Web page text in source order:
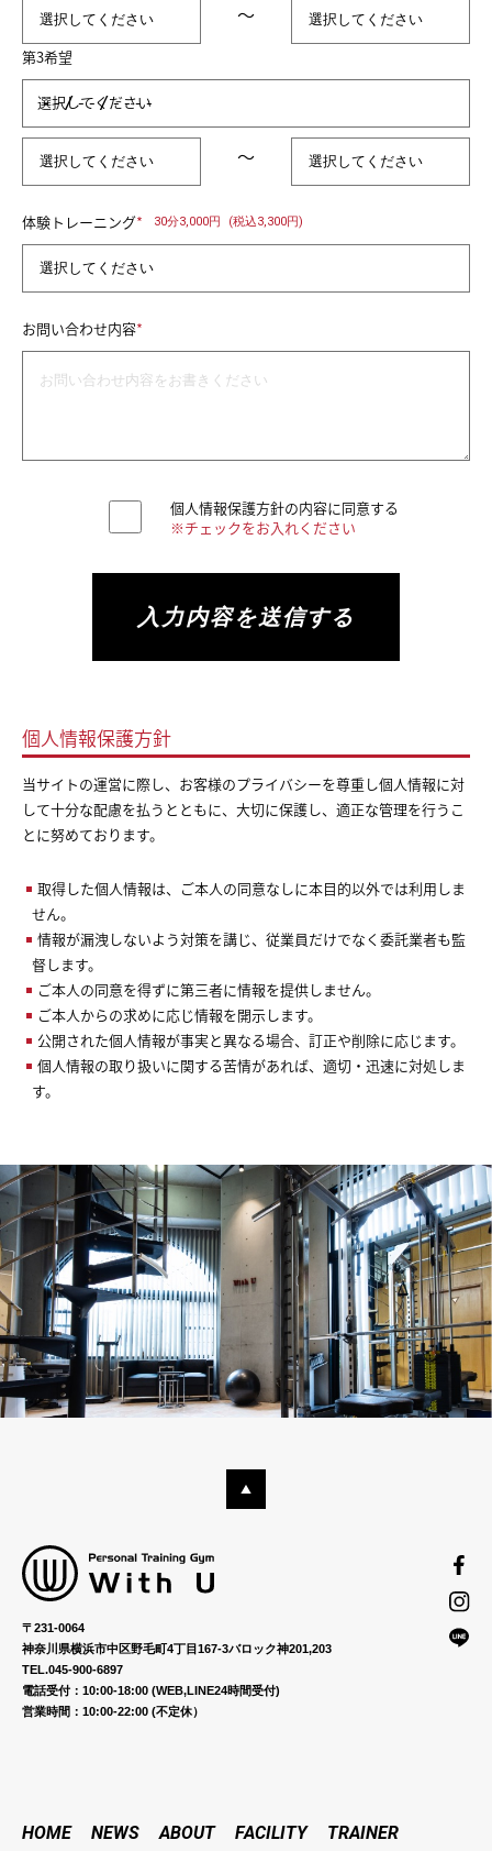
～
第3希望
選択してください
～
体験トレーニング* 30分3,000円 (税込3,300円)
お問い合わせ内容*
個人情報保護方針の内容に同意する
※チェックをお入れください
個人情報保護方針
当サイトの運営に際し、お客様のプライバシーを尊重し個人情報に対
して十分な配慮を払うとともに、 大切に保護し、適正な管理を行うこ
とに努めております。
取得した個人情報は、ご本人の同意なしに本目的以外では利用しま
せん。
情報が漏洩しないよう対策を講じ、従業員だけでなく委託業者も監
督します。
ご本人の同意を得ずに第三者に情報を提供しません。
ご本人からの求めに応じ情報を開示します。
公開された個人情報が事実と異なる場合、訂正や削除に応じます。
個人情報の取り扱いに関する苦情があれば、適切・迅速に対処しま
す。
〒231-0064
神奈川県横浜市中区野毛町4丁目167-3バロック神201,203
TEL.045-900-6897
電話受付：10:00-18:00 (WEB,LINE24時間受付)
営業時間：10:00-22:00 (不定休）
HOME NEWS ABOUT FACILITY TRAINER